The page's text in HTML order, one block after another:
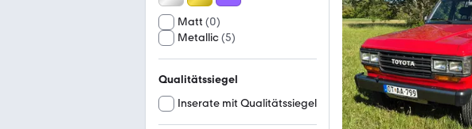
Matt (0)
Metallic(5)
Qualitätssiegel
Inserate mit Qualitätssiegel